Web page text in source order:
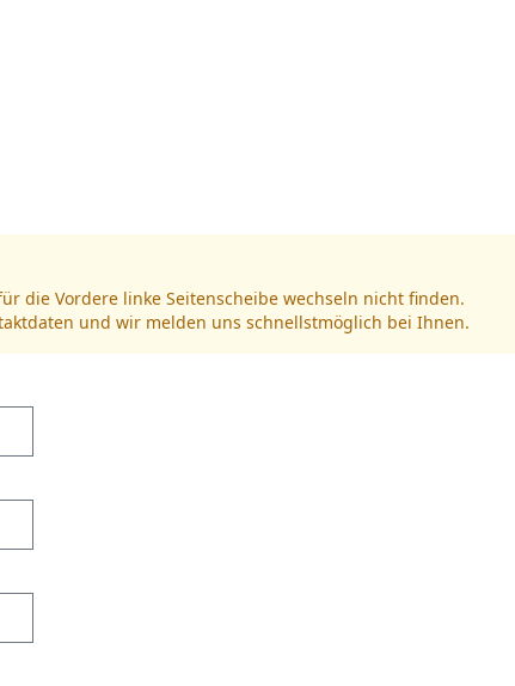
die Vordere linke Seitenscheibe wechseln nicht finden.
und wir melden uns schnellstmöglich bei Ihnen.